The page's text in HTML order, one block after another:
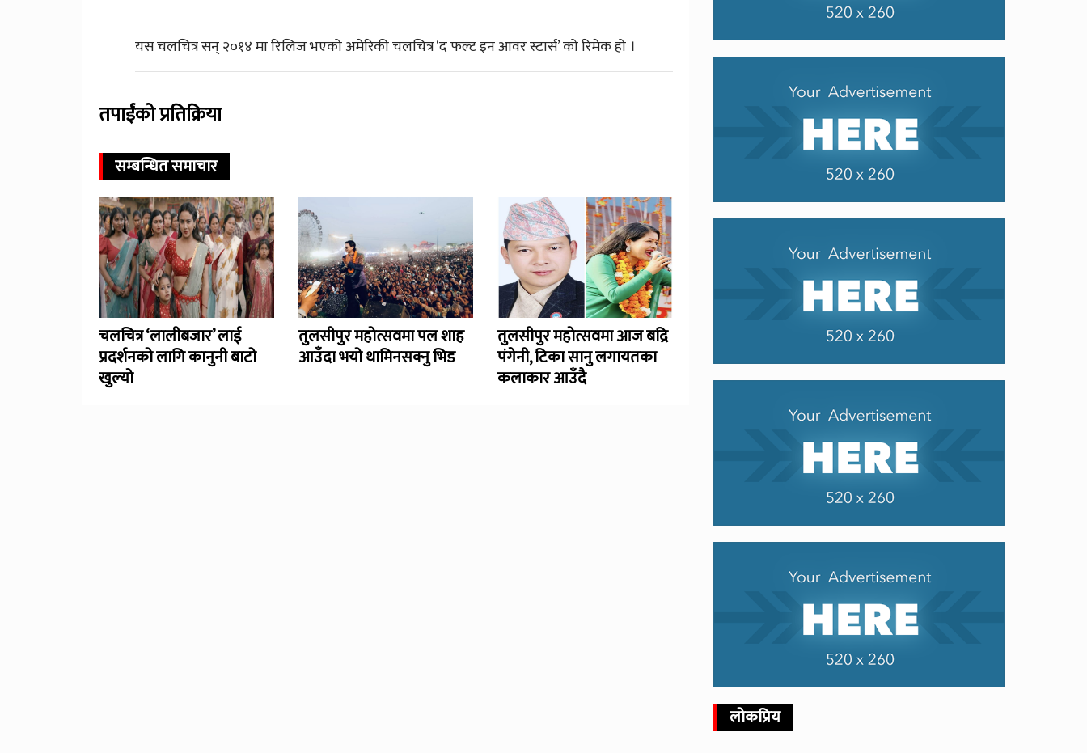
यस चलचित्र सन् २०१४ मा रिलिज भएको अमेरिकी चलचित्र ‘द फल्ट इन आवर स्टार्स’ को रिमेक हो ।
तपाईंको प्रतिक्रिया
सम्बन्धित समाचार
चलचित्र ‘लालीबजार’ लाई
प्रदर्शनको लागि कानुनी बाटो
खुल्याे
तुलसीपुर महोत्सवमा पल शाह
आउँदा भयो थामिनसक्नु भिड
तुलसीपुर महोत्सवमा आज बद्रि
पंगेनी, टिका सानु लगायतका
कलाकार आउँदै
लोकप्रिय